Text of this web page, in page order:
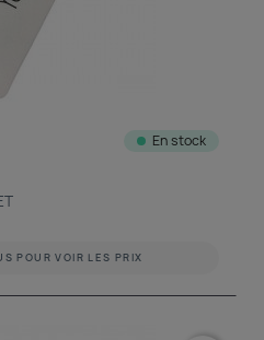
En stock
POUR VOIR LES PRIX